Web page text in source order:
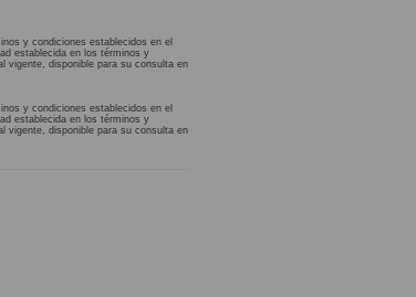
y condiciones establecidos en el
establecida en los términos y
vigente, disponible para su consulta en
y condiciones establecidos en el
establecida en los términos y
vigente, disponible para su consulta en